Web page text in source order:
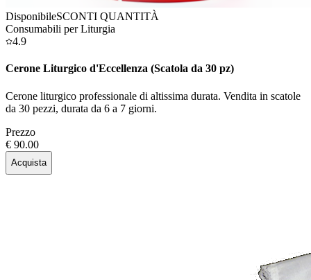
DisponibileSCONTI QUANTITÀ
Consumabili per Liturgia
4.9
Cerone Liturgico d'Eccellenza (Scatola da 30 pz)
Cerone liturgico professionale di altissima durata. Vendita in scatole
da 30 pezzi, durata da 6 a 7 giorni.
Prezzo
€ 90.00
Acquista